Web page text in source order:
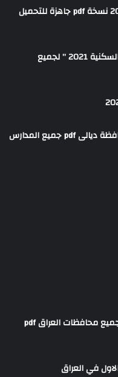
كتاب التربية الاسلامية صف رابع ادبي 2022 نسخة pdf جاهزة للتحميل
رابط استمارة التقديم على قطع الأراضي السكنية 2021 ” لجميع
نتائج السادس ابتدائي الدور الاول 2023 لجميع محافظات العراق pdf